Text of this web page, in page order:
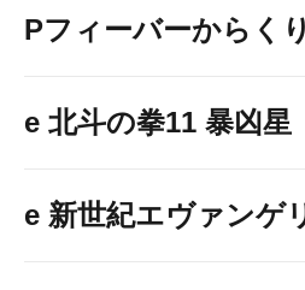
Pフィーバーからく
e 北斗の拳11 暴凶星
e 新世紀エヴァンゲ